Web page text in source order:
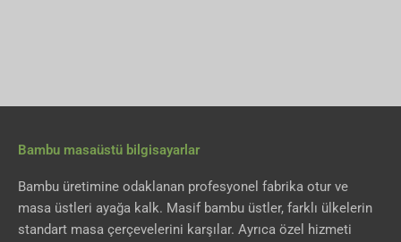
Bambu masaüstü bilgisayarlar
Bambu üretimine odaklanan profesyonel fabrika otur ve
masa üstleri ayağa kalk. Masif bambu üstler, farklı ülkelerin
standart masa çerçevelerini karşılar. Ayrıca özel hizmeti